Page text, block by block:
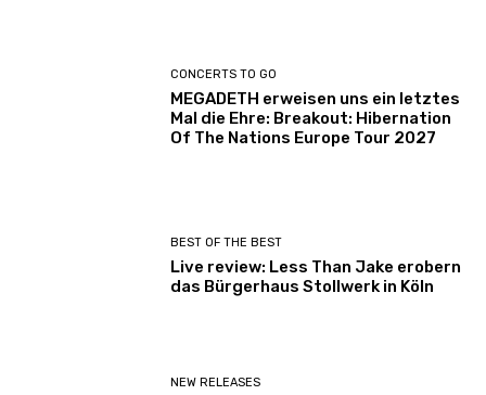
CONCERTS TO GO
MEGADETH erweisen uns ein letztes
Mal die Ehre: Breakout: Hibernation
Of The Nations Europe Tour 2027
BEST OF THE BEST
Live review: Less Than Jake erobern
das Bürgerhaus Stollwerk in Köln
NEW RELEASES